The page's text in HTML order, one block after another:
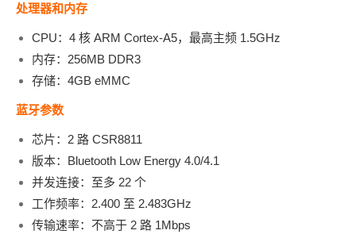
处理器和内存
CPU：4 核 ARM Cortex-A5，最高主频 1.5GHz
内存：256MB DDR3
存储：4GB eMMC
蓝牙参数
芯片：2 路 CSR8811
版本：Bluetooth Low Energy 4.0/4.1
并发连接：至多 22 个
工作频率：2.400 至 2.483GHz
传输速率：不高于 2 路 1Mbps